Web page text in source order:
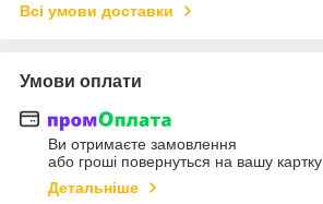
Всі умови доставки
Умови оплати
Ви отримаєте замовлення
або гроші повернуться на вашу картку
Детальніше